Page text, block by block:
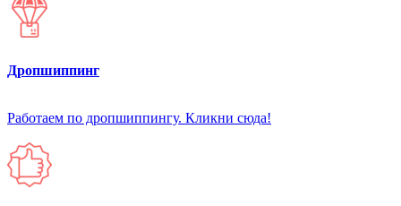
Дропшиппинг
Работаем по дропшиппингу. Кликни сюда!